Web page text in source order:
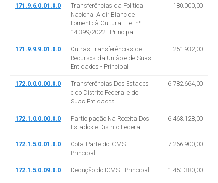
171.9.6.0.01.0.0
Transferências da Política
Nacional Aldir Blanc de
Fomento à Cultura - Lei nº
14.399/2022 - Principal
180.000,00
171.9.9.9.01.0.0
Outras Transferências de
Recursos da União e de Suas
Entidades - Principal
251.932,00
172.0.0.0.00.0.0
Transferências Dos Estados
e do Distrito Federal e de
Suas Entidades
6.782.664,00
172.1.0.0.00.0.0
Participação Na Receita Dos
Estados e Distrito Federal
6.468.128,00
172.1.5.0.01.0.0
Cota-Parte do ICMS -
Principal
7.266.900,00
172.1.5.0.09.0.0 Dedução do ICMS - Principal -1.453.380,00